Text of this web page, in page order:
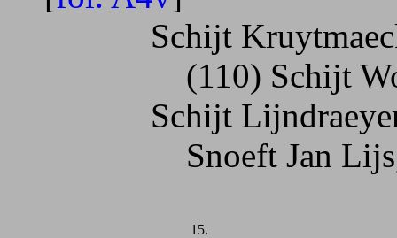
Schijt
(110) Schijt Wol-
Schijt Lijndraeyers
Snoeft Jan Lijs,
15.